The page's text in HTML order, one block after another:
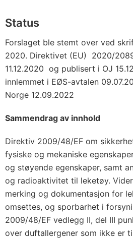
Status
Forslaget ble stemt over ved
2020. Direktivet (EU) 2020/
11.12.2020 og publisert i OJ
innlemmet i EØS-avtalen
Norge 12.09.2022
Sammendrag av innhold
Direktiv 2009/48/EF om
fysiske og mekaniske
og støyende egenskaper, samt
og radioaktivitet til leketøy.
merking og dokumentasjon for
omsettes, og sporbarhet i
2009/48/EF vedlegg II, del III
over duftallergener som ikke er